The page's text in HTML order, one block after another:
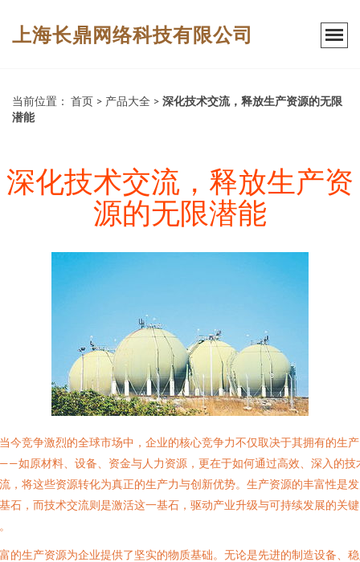
上海长鼎网络科技有限公司
当前位置： 首页 > 产品大全 > 深化技术交流，释放生产资源的无限
潜能
深化技术交流，释放生产资
源的无限潜能
今竞争激烈的全球市场中，企业的核心竞争力不仅取决于其拥有的生
如原材料、设备、资金与人力资源，更在于如何通过高效、深入的技
，将这些资源转化为真正的生产力与创新优势。生产资源的丰富性是
石，而技术交流则是激活这一基石，驱动产业升级与可持续发展的关
的生产资源为企业提供了坚实的物质基础。无论是先进的制造设备、